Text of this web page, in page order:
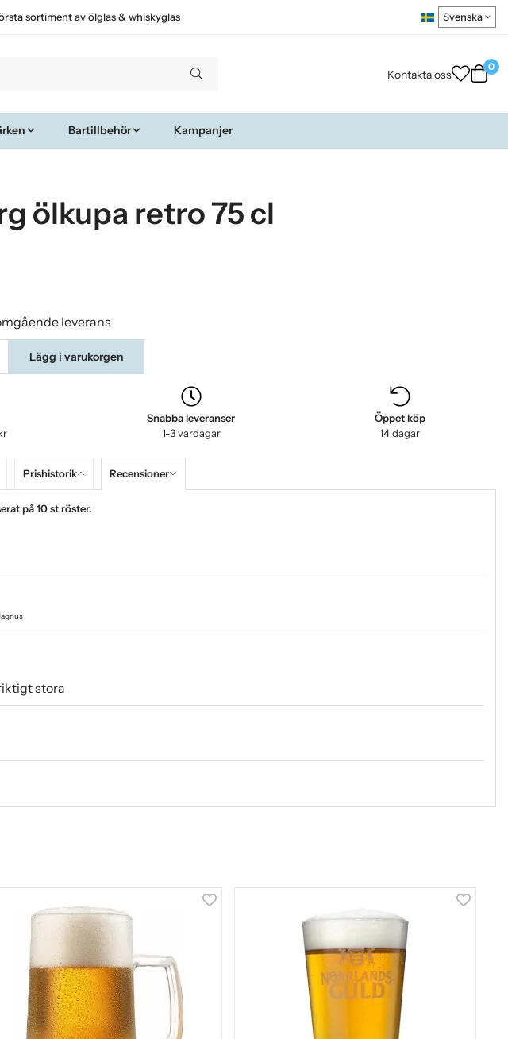
sortiment av ölglas & whiskyglas
Kontakta oss
0
Bartillbehör Kampanjer
ölkupa retro 75 cl
leverans
Lägg i varukorgen
Snabba leveranser
1-3 vardagar
Öppet köp
14 dagar
Prishistorik Recensioner
på10st röster.
stora
och gott! Tunt och fint och är angenämt att dricka ur!
fler språk...